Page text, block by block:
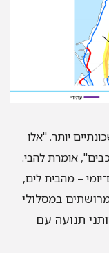
יותר. "אלו
אומרת להבי.
– מהבית לים,
במסלולי
תנועה עם